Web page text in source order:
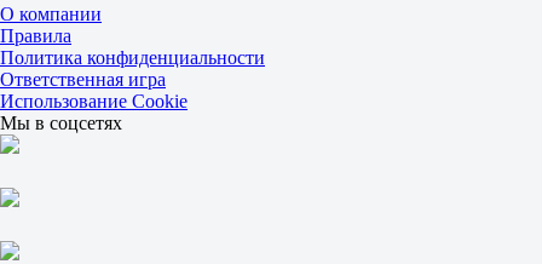
7.5
1.80
1.97
ИТ 1
Б
М
3.5
1.85
ИТ 2
М
О компании
Правила
Политика конфиденциальности
Ответственная игра
Использование Cookie
Мы в соцсетях